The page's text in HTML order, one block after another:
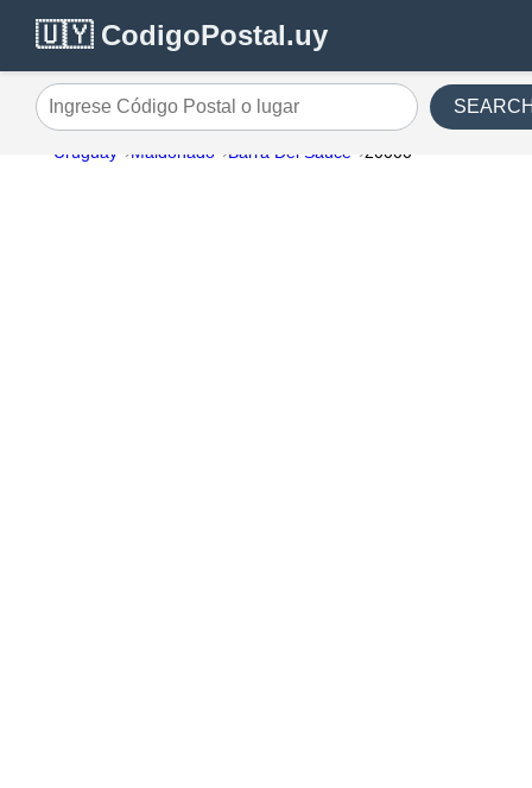
🇺🇾 CodigoPostal.uy
Ingrese Código Postal o lugar
Uruguay Maldonado Barra Del Sauce 20000